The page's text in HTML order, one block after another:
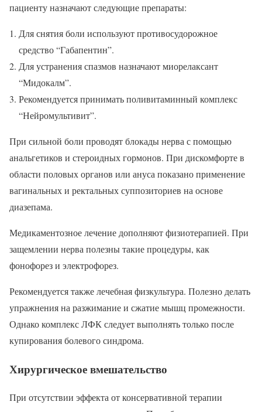
пациенту назначают следующие препараты:
Для снятия боли используют противосудорожное
средство “Габапентин”.
Для устранения спазмов назначают миорелаксант
“Мидокалм”.
Рекомендуется принимать поливитаминный комплекс
“Нейромультивит”.
При сильной боли проводят блокады нерва с помощью
анальгетиков и стероидных гормонов. При дискомфорте в
области половых органов или ануса показано применение
вагинальных и ректальных суппозиториев на основе
диазепама.
Медикаментозное лечение дополняют физиотерапией. При
защемлении нерва полезны такие процедуры, как
фонофорез и электрофорез.
Рекомендуется также лечебная физкультура. Полезно делать
упражнения на разжимание и сжатие мышц промежности.
Однако комплекс ЛФК следует выполнять только после
купирования болевого синдрома.
Хирургическое вмешательство
При отсутствии эффекта от консервативной терапии